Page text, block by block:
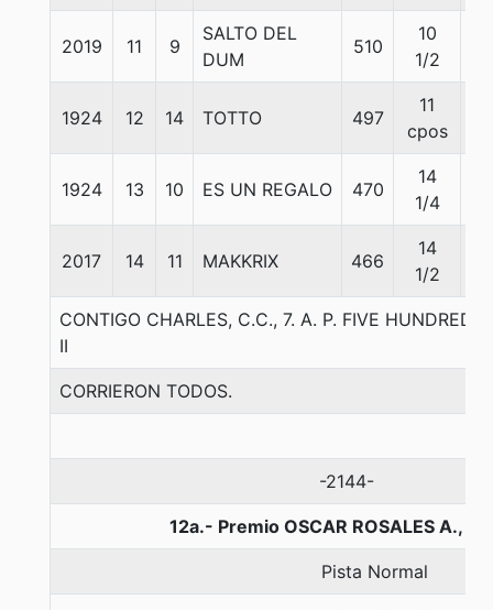
2019 11 9
SALTO DEL
DUM
510
10
1/2
1924 12 14 TOTTO 497
11
cpos
1924 13 10 ES UN REGALO 470
14
1/4
2017 14 11 MAKKRIX 466
14
1/2
CONTIGO CHARLES, C.C., 7. A. P. FIVE HUNDRED-
II
CORRIERON TODOS.
-2144-
12a.- Premio OSCAR ROSALES A.,
Pista Normal